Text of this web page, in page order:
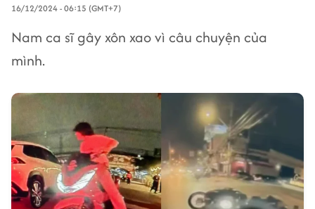
16/12/2024 - 06:15 (GMT+7)
Nam ca sĩ gây xôn xao vì câu chuyện của
mình.